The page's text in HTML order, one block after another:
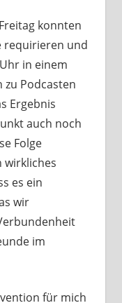
konnten
requirieren und
in einem
zu Podcasten
Ergebnis
auch noch
Folge
wirkliches
es ein
wir
im
für mich